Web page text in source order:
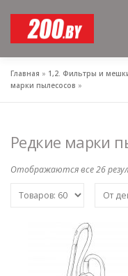
содержимому
Главная » 1,2. Фильтры и
марки пылесосов »
Редкие марки
Отображаются все 26